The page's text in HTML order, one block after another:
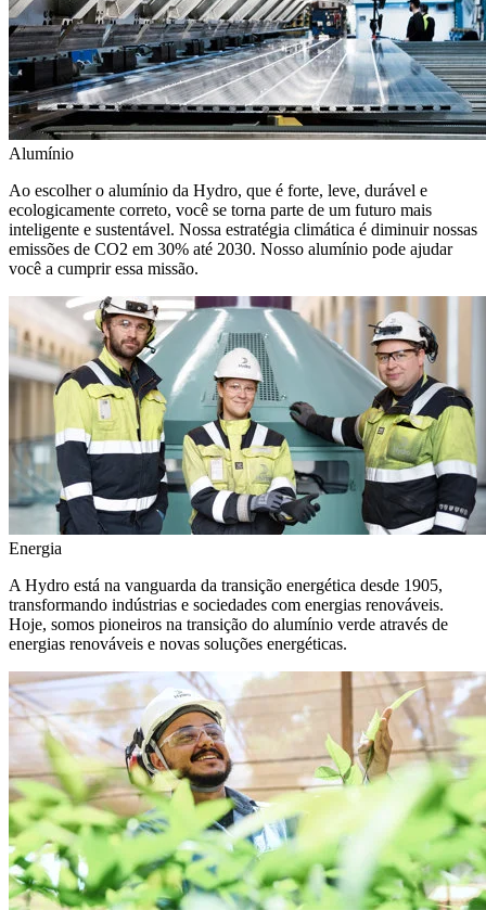
Alumínio
Ao escolher o alumínio da Hydro, que é forte, leve, durável e
ecologicamente correto, você se torna parte de um futuro mais
inteligente e sustentável. Nossa estratégia climática é diminuir nossas
emissões de CO2 em 30% até 2030. Nosso alumínio pode ajudar
você a cumprir essa missão.
Energia
A Hydro está na vanguarda da transição energética desde 1905,
transformando indústrias e sociedades com energias renováveis.
Hoje, somos pioneiros na transição do alumínio verde através de
energias renováveis e novas soluções energéticas.